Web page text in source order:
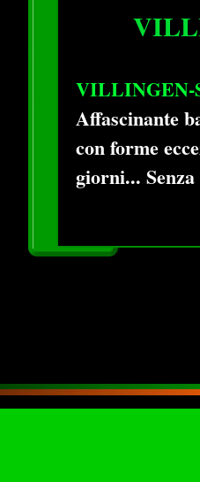
VILLINGEN-
Affascinante
con forme
giorni...